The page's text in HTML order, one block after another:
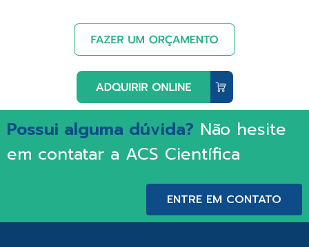
Possui alguma dúvida? Não hesite
em contatar a ACS Científica
ENTRE EM CONTATO